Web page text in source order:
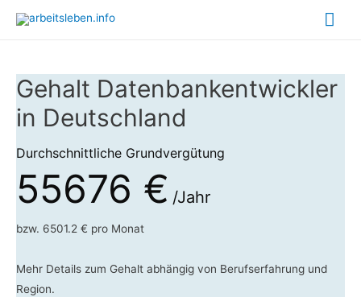
Gehalt Datenbankentwickler
in Deutschland
Durchschnittliche Grundvergütung
55676 € /Jahr
bzw. 6501.2 € pro Monat
Mehr Details zum Gehalt abhängig von Berufserfahrung und
Region.